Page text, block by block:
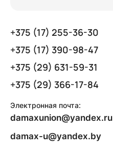
+375 (17) 255-36-30
+375 (17) 390-98-47
+375 (29) 631-59-31
+375 (29) 366-17-84
Электронная почта:
damaxunion@yandex.ru
damax-u@yandex.by